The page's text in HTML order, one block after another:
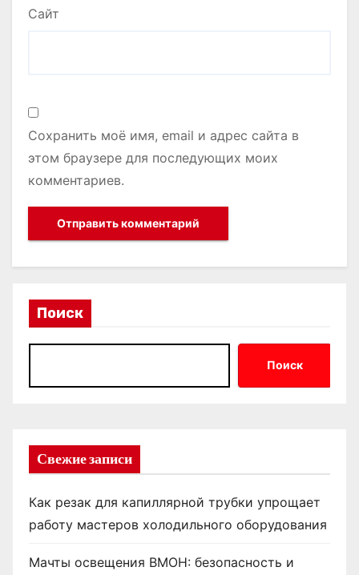
Сайт
Сохранить моё имя, email и адрес сайта в
этом браузере для последующих моих
комментариев.
Поиск
Поиск
Свежие записи
Как резак для капиллярной трубки упрощает
работу мастеров холодильного оборудования
Мачты освещения ВМОН: безопасность и